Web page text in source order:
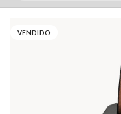
VENDIDO